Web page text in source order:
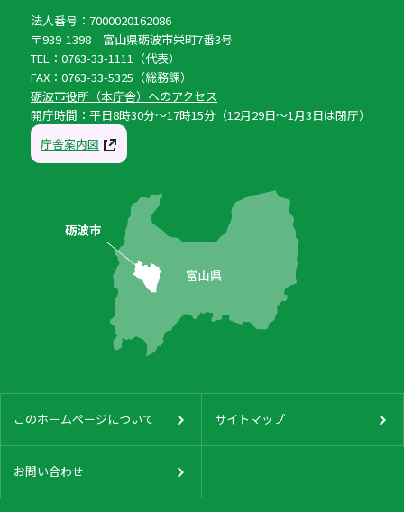
法人番号：7000020162086
〒939-1398 富山県砺波市栄町7番3号
TEL：0763-33-1111（代表）
FAX：0763-33-5325（総務課）
砺波市役所（本庁舎）へのアクセス
開庁時間：平日8時30分〜17時15分（12月29日〜1月3日は閉庁）
庁舎案内図
このホームページについて サイトマップ
お問い合わせ